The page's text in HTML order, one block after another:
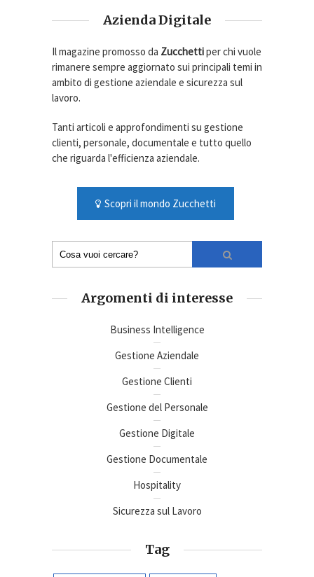
Azienda Digitale
Il magazine promosso da Zucchettiper chi vuole
rimanere sempre aggiornato sui principali temi in
ambito di gestione aziendale e sicurezza sul
lavoro.
Tanti articoli e approfondimenti su gestione
clienti, personale, documentale e tutto quello
che riguarda l'efficienza aziendale.
Scopri il mondo Zucchetti
Argomenti di interesse
Business Intelligence
Gestione Aziendale
Gestione Clienti
Gestione del Personale
Gestione Digitale
Gestione Documentale
Hospitality
Sicurezza sul Lavoro
Tag